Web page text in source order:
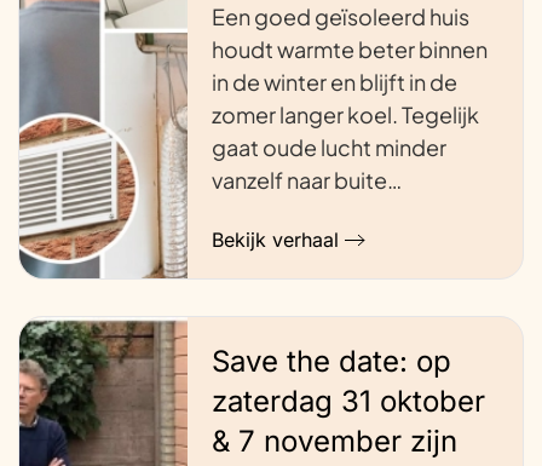
Een goed geïsoleerd huis
houdt warmte beter binnen
in de winter en blijft in de
zomer langer koel. Tegelijk
gaat oude lucht minder
vanzelf naar buite…
Bekijk verhaal
Save the date: op
zaterdag 31 oktober
& 7 november zijn